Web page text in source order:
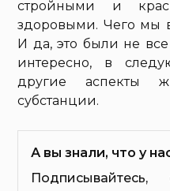
стройными и
здоровыми. Чего мы
И да, это были не
интересно, в
другие аспекты
субстанции.
А вы знали, что у